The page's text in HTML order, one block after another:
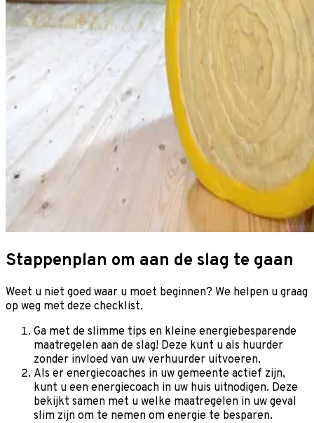
Stappenplan om aan de slag te gaan
Weet u niet goed waar u moet beginnen? We helpen u graag
op weg met deze checklist.
Ga met de slimme tips en kleine energiebesparende
maatregelen aan de slag! Deze kunt u als huurder
zonder invloed van uw verhuurder uitvoeren.
Als er energiecoaches in uw gemeente actief zijn,
kunt u een energiecoach in uw huis uitnodigen. Deze
bekijkt samen met u welke maatregelen in uw geval
slim zijn om te nemen om energie te besparen.